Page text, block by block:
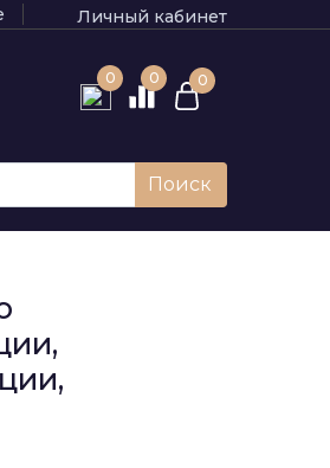
Личный кабинет
0 0 0
Поиск